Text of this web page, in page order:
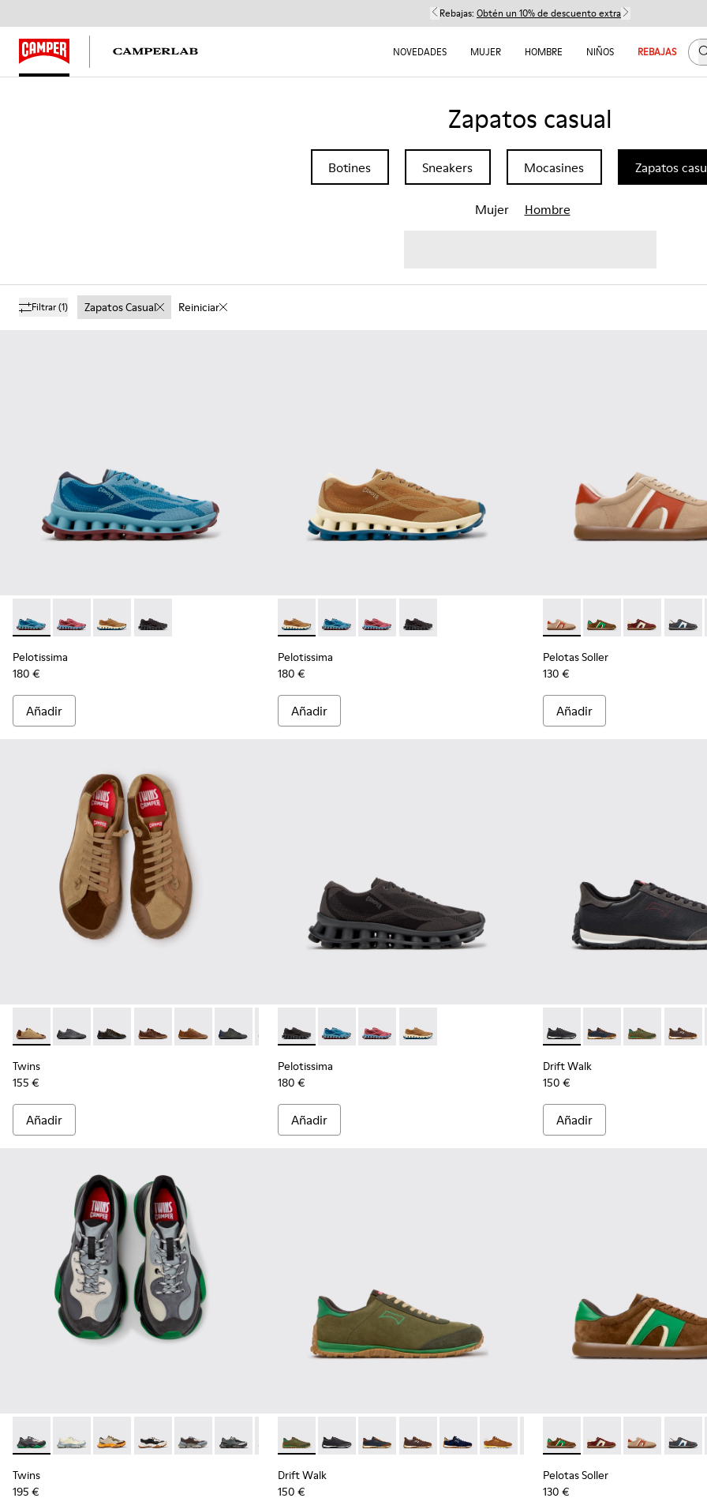
Rebajas: Obtén un 10% de descuento extra
NOVEDADES MUJER HOMBRE NIÑOS REBAJAS
Zapatos casual
Botines Sneakers Mocasines Zapatos
Mujer Hombre
Filtrar(1) Zapatos Casual Reiniciar
Pelotissima - K101109-011 - Zapatillas azules de materiales técnicos reciclados para hombre.
Pelotissima - K101109-010 - Zapatillas burdeos de materiales técnicos reciclados para hombre.
Pelotissima - K101109-007 - Zapatillas marrones de materiales técnicos reciclados para hombre.
Pelotissima - K101109-006 - Zapatillas negras de materiales técnicos reciclados para hombre.
Pelotissima
180 €
Añadir
Pelotissima - K101109-007 - Zapatillas marrones de materiales técnicos
Pelotissima - K101109-011 - Zapatillas azules de materiales técnicos
Pelotissima - K101109-010 - Zapatillas burdeos de materiales
Pelotissima - K101109-006 - Zapatillas negras de
Pelotissima
180 €
Añadir
Pelotas Soller - K100937-
Pelotas Soller -
Pelotas
Pelotas Soller
130 €
Añadir
Twins - K101114-014 - Zapatos de ante marrones para hombre.
Twins - K101114-013 - Zapatos de piel grises para hombre.
Twins - K101114-012
Twins - K101114-011
Twins - K101114-010
Twins - K101114-009
Twins - K101114-007
Twins - K101114-006
Twins - K101114-005
Twins - K101114-004
Twins - K101114-002
Twins
155 €
Añadir
Pelotissima - K101109-006 - Zapatillas negras de materiales técnicos
Pelotissima - K101109-011 - Zapatillas azules de materiales técnicos
Pelotissima - K101109-010 - Zapatillas burdeos de materiales
Pelotissima - K101109-007 - Zapatillas marrones de
Pelotissima
180 €
Añadir
Drift Walk - K101097-009 -
Drift Walk -Drift Walk -
Drift
Drift Walk
150 €
Añadir
Twins - K101068-016 - Zapatillas de piel y nobuk multicolor para hombre.
Twins - K101068-015
Twins - K101068-012
Twins - K101068-011
Twins - K101068-008
Twins - K101068-005
Twins - K101068-004
Twins - K101068-003
Twins - K101068-002
Twins - K101068-001 - Zapatillas de piel y nobuk en negro
Twins
195 €
Drift Walk - K101097-007 - Zapatillas verdes de ante y piel para hombre.
Drift Walk - K101097-009 - Zapatillas de piel y nobuk negras y grises
Drift Walk - K101097-008
Drift Walk - K101097-006
Drift Walk - K101097-005
Drift Walk - K101097-003
Drift Walk - K101097-002
Drift Walk
150 €
Pelotas Soller - K100937-
Pelotas Soller -
Pelotas
Pelotas Soller
130 €